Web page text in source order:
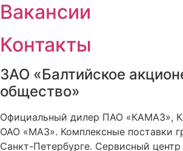
Вакансии
Контакты
ЗАО «Балтийское
общество»
Официальный дилер ПАО «КАМАЗ»,
ОАО «МАЗ». Комплексные поставки
Санкт-Петербурге. Сервисный